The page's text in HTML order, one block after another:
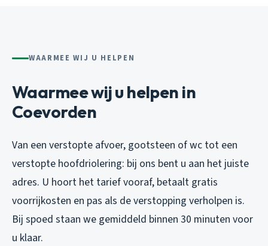
WAARMEE WIJ U HELPEN
Waarmee wij u helpen in
Coevorden
Van een verstopte afvoer, gootsteen of wc tot een
verstopte hoofdriolering: bij ons bent u aan het juiste
adres. U hoort het tarief vooraf, betaalt gratis
voorrijkosten en pas als de verstopping verholpen is.
Bij spoed staan we gemiddeld binnen 30 minuten voor
u klaar.